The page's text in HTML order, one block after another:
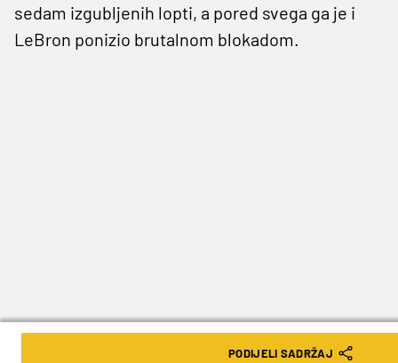
sedam izgubljenih lopti, a pored svega ga je i
LeBron ponizio brutalnom blokadom.
PODIJELI SADRŽAJ